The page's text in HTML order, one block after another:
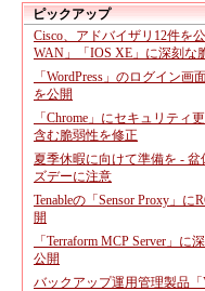
ピックアップ
Cisco、アドバイザリ12件を
WAN」「IOS XE」に深刻な
「WordPress」のログイン画
を公開
「Chrome」にセキュリティ
含む脆弱性を修正
夏季休暇に向けて準備を -
ズデーに注意
Tenableの「Sensor Proxy」
開
「Terraform MCP Server」
公開
バックアップ運用管理製品「